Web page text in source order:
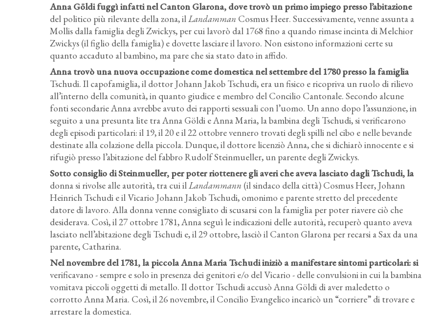
Anna Göldi fuggì infatti nel Canton Glarona, dove trovò un primo impiego presso l’abitazione
del politico più rilevante della zona, ilLandamman Cosmus Heer. Successivamente, venne assunta a
Mollis dalla famiglia degli Zwickys, per cui lavorò dal 1768 fino a quando rimase incinta di Melchior
Zwickys (il figlio della famiglia) e dovette lasciare il lavoro. Non esistono informazioni certe su
quanto accaduto al bambino, ma pare che sia stato dato in affido.
Anna trovò una nuova occupazione come domestica nel settembre del 1780 presso la famiglia
Tschudi. Il capofamiglia, il dottor Johann Jakob Tschudi, era un fisico e ricopriva un ruolo di rilievo
all’interno della comunità, in quanto giudice e membro del Concilio Cantonale. Secondo alcune
fonti secondarie Anna avrebbe avuto dei rapporti sessuali con l’uomo. Un anno dopo l’assunzione, in
seguito a una presunta lite tra Anna Göldi e Anna Maria, la bambina degli Tschudi, si verificarono
degli episodi particolari: il 19, il 20 e il 22 ottobre vennero trovati degli spilli nel cibo e nelle bevande
destinate alla colazione della piccola. Dunque, il dottore licenziò Anna, che si dichiarò innocente e si
rifugiò presso l’abitazione del fabbro Rudolf Steinmueller, un parente degli Zwickys.
Sotto consiglio di Steinmueller, per poter riottenere gli averi che aveva lasciato dagli Tschudi, la
donna si rivolse alle autorità, tra cui ilLandammann (il sindaco della città) Cosmus Heer, Johann
Heinrich Tschudi e il Vicario Johann Jakob Tschudi, omonimo e parente stretto del precedente
datore di lavoro. Alla donna venne consigliato di scusarsi con la famiglia per poter riavere ciò che
desiderava. Così, il 27 ottobre 1781, Anna seguì le indicazioni delle autorità, recuperò quanto aveva
lasciato nell’abitazione degli Tschudi e, il 29 ottobre, lasciò il Canton Glarona per recarsi a Sax da una
parente, Catharina.
Nel novembre del 1781, la piccola Anna Maria Tschudi iniziò a manifestare sintomi particolari: si
verificavano - sempre e solo in presenza dei genitori e/o del Vicario - delle convulsioni in cui la bambina
vomitava piccoli oggetti di metallo. Il dottor Tschudi accusò Anna Göldi di aver maledetto o
corrotto Anna Maria. Così, il 26 novembre, il Concilio Evangelico incaricò un “corriere” di trovare e
arrestare la domestica.